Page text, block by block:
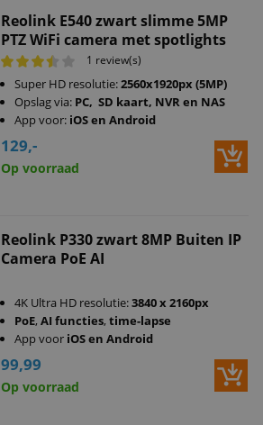
Reolink E540 zwart slimme 5MP
PTZ WiFi camera met spotlights
1 review(s)
Super HD resolutie:2560x1920px (5MP)
Opslag via: PC, SD kaart, NVR en NAS
App voor: iOS en Android
129,-
Op voorraad
Reolink P330 zwart 8MP Buiten IP
Camera PoE AI
4K Ultra HD resolutie:3840 x 2160px
PoE, AI functies, time-lapse
App voor iOS en Android
99,99
Op voorraad